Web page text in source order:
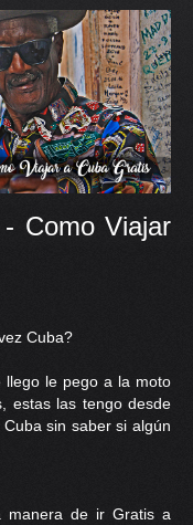
Como Viajar
Cuba?
llego le pego a la moto
estas las tengo desde
sin saber si algún
manera de ir Gratis a